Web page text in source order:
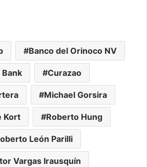
Banco del Orinoco NV
Bank Curazao
Michael Gorsira
Kort Roberto Hung
León Parilli
Vargas Irausquín